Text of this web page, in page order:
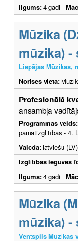
Ilgums:4 gadi
Mūzika
mūzika) -
Liepājas Mūzikas,
Norises vieta:
Profesionālā
ansambļa
Programmas veids:
pamatizglītības - 4.
Valoda:latviešu (LV)
Izglītības ieguves
Ilgums:4 gadi
Mūzika
mūzika) -
Ventspils Mūzikas